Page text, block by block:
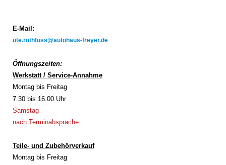
E-Mail:
ute.rothfuss@autohaus-freyer.de
Öffnungszeiten:
Werkstatt / Service-Annahme
Montag bis Freitag
7.30 bis 16.00 Uhr
Samstag
nach Terminabsprache
Teile- und Zubehörverkauf
Montag bis Freitag